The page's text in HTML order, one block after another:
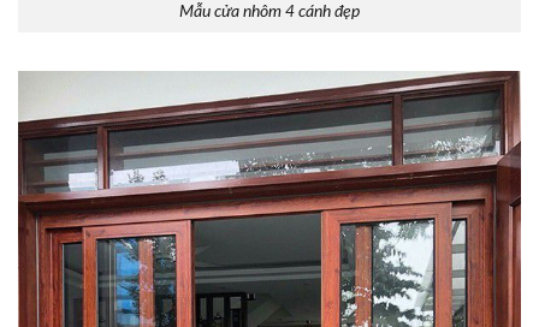
Mẫu cửa nhôm 4 cánh đẹp